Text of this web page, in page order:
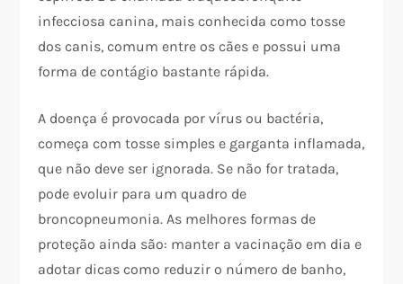
infecciosa canina, mais conhecida como tosse
dos canis, comum entre os cães e possui uma
forma de contágio bastante rápida.
A doença é provocada por vírus ou bactéria,
começa com tosse simples e garganta inflamada,
que não deve ser ignorada. Se não for tratada,
pode evoluir para um quadro de
broncopneumonia. As melhores formas de
proteção ainda são: manter a vacinação em dia e
adotar dicas como reduzir o número de banho,